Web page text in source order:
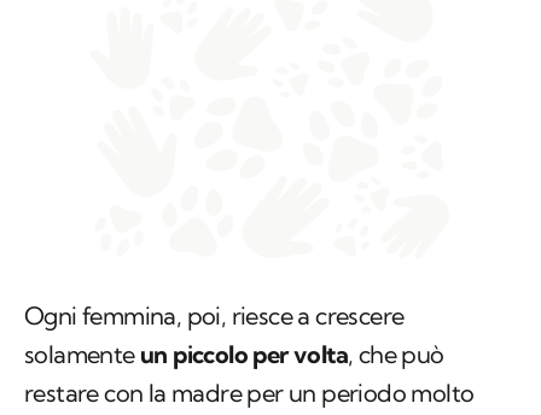
Ogni femmina, poi, riesce a crescere
solamente un piccolo per volta, che può
restare con la madre per un periodo molto